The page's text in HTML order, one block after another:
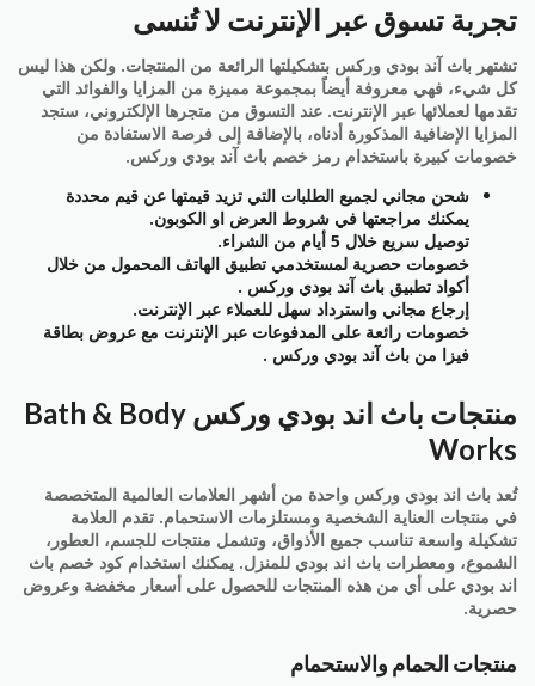
تجربة تسوق عبر الإنترنت لا تُنسى
تشتهر باث آند بودي وركس بتشكيلتها الرائعة من المنتجات. ولكن هذا ليس
كل شيء، فهي معروفة أيضاً بمجموعة مميزة من المزايا والفوائد التي
تقدمها لعملائها عبر الإنترنت. عند التسوق من متجرها الإلكتروني، ستجد
المزايا الإضافية المذكورة أدناه، بالإضافة إلى فرصة الاستفادة من
خصومات كبيرة باستخدام رمز خصم باث آند بودي وركس.
شحن مجاني لجميع الطلبات التي تزيد قيمتها عن قيم محددة
يمكنك مراجعتها في شروط العرض او الكوبون.
توصيل سريع خلال 5 أيام من الشراء.
خصومات حصرية لمستخدمي تطبيق الهاتف المحمول من خلال
أكواد تطبيق باث آند بودي وركس .
إرجاع مجاني واسترداد سهل للعملاء عبر الإنترنت.
خصومات رائعة على المدفوعات عبر الإنترنت مع عروض بطاقة
فيزا من باث آند بودي وركس .
منتجات باث اند بودي وركس Bath & Body
Works
تُعد باث اند بودي وركس واحدة من أشهر العلامات العالمية المتخصصة
في منتجات العناية الشخصية ومستلزمات الاستحمام. تقدم العلامة
تشكيلة واسعة تناسب جميع الأذواق، وتشمل منتجات للجسم، العطور،
الشموع، ومعطرات باث اند بودي للمنزل. يمكنك استخدام كود خصم باث
اند بودي على أي من هذه المنتجات للحصول على أسعار مخفضة وعروض
حصرية.
منتجات الحمام والاستحمام